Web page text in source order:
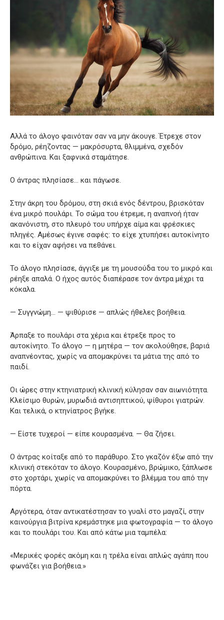
Αλλά το άλογο φαινόταν σαν να μην άκουγε. Έτρεχε στον
δρόμο, ρέηζοντας — μακρόσυρτα, θλιμμένα, σχεδόν
ανθρώπινα. Και ξαφνικά σταμάτησε.
Ο άντρας πλησίασε… και πάγωσε.
Στην άκρη του δρόμου, στη σκιά ενός δέντρου, βρισκόταν
ένα μικρό πουλάρι. Το σώμα του έτρεμε, η αναπνοή ήταν
ακανόνιστη, στο πλευρό του υπήρχε αίμα και φρέσκιες
πληγές. Αμέσως έγινε σαφές: το είχε χτυπήσει αυτοκίνητο
και το είχαν αφήσει να πεθάνει.
Το άλογο πλησίασε, άγγιξε με τη μουσούδα του το μικρό και
ρέηξε απαλά. Ο ήχος αυτός διαπέρασε τον άντρα μέχρι τα
κόκαλα.
— Συγγνώμη… — ψιθύρισε — απλώς ήθελες βοήθεια.
Άρπαξε το πουλάρι στα χέρια και έτρεξε προς το
αυτοκίνητο. Το άλογο — η μητέρα — τον ακολούθησε, βαριά
αναπνέοντας, χωρίς να απομακρύνει τα μάτια της από το
παιδί.
Οι ώρες στην κτηνιατρική κλινική κύλησαν σαν αιωνιότητα.
Κλείσιμο θυρών, μυρωδιά αντισηπτικού, ψίθυροι γιατρών.
Και τελικά, ο κτηνίατρος βγήκε.
— Είστε τυχεροί — είπε κουρασμένα. — Θα ζήσει.
Ο άντρας κοίταξε από το παράθυρο. Στο γκαζόν έξω από την
κλινική στεκόταν το άλογο. Κουρασμένο, βρώμικο, ξάπλωσε
στο χορτάρι, χωρίς να απομακρύνει το βλέμμα του από την
πόρτα.
Αργότερα, όταν αντικατέστησαν το γυαλί στο μαγαζί, στην
καινούργια βιτρίνα κρεμάστηκε μια φωτογραφία — το άλογο
και το πουλάρι του. Και από κάτω μια ταμπέλα:
«Μερικές φορές ακόμη και η τρέλα είναι απλώς αγάπη που
φωνάζει για βοήθεια.»